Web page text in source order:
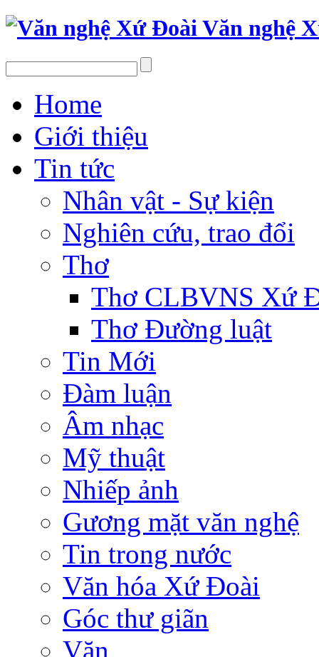
Văn nghệ
Home
Giới thiệu
Tin tức
Nhân vật - Sự kiện
Nghiên cứu, trao đổi
Thơ
Thơ CLBVNS Xứ
Thơ Đường luật
Tin Mới
Đàm luận
Âm nhạc
Mỹ thuật
Nhiếp ảnh
Gương mặt văn nghệ
Tin trong nước
Văn hóa Xứ Đoài
Góc thư giãn
Văn